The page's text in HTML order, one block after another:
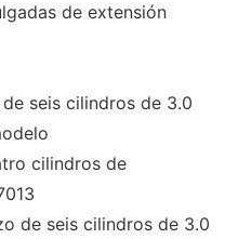
de extensión
seis cilindros de 3.0
cilindros de
de seis cilindros de 3.0